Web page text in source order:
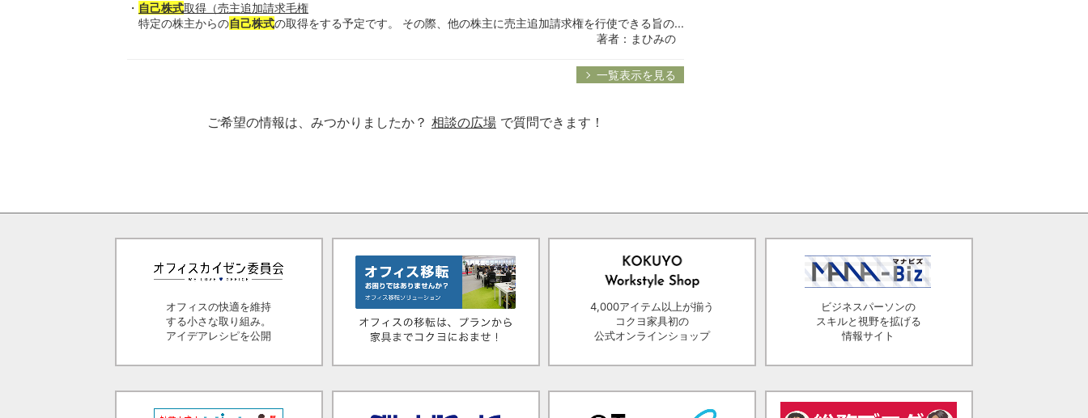
自己株式取得（売主追加請求毛権
特定の株主からの自己株式の取得をする予定です。 その際、他の株主に売主追加請求権を行使できる旨の...
著者：まひみの
一覧表示を見る
ご希望の情報は、みつかりましたか？ 相談の広場 で質問できます！
オフィスの快適を維持
する小さな取り組み。
アイデアレシピを公開
4,000アイテム以上が揃う
コクヨ家具初の
公式オンラインショップ
ビジネスパーソンの
スキルと視野を拡げる
情報サイト